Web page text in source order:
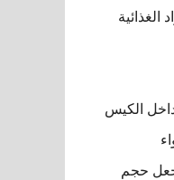
الكيس
حجم